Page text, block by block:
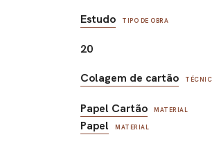
Estudo TIPO DE OBRA
20
Colagem de cartão
Papel Cartão MATERIAL
Papel MATERIAL